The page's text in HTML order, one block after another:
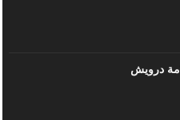
درويش